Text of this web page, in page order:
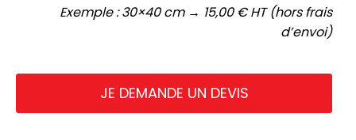
Exemple : 30×40 cm → 15,00 € HT (hors frais
d’envoi)
JE DEMANDE UN DEVIS